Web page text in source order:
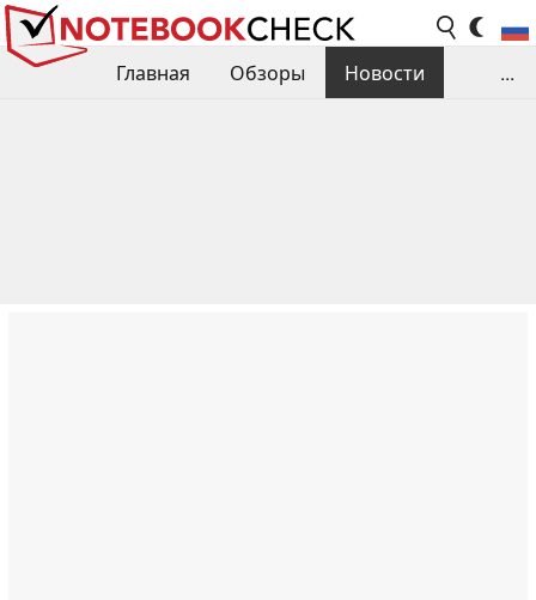
Главная Обзоры
Новости
...